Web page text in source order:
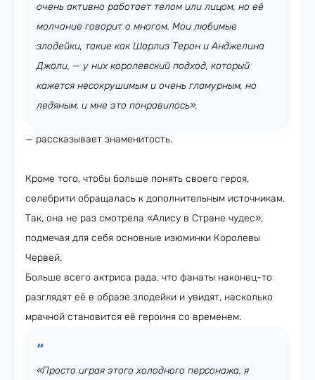
очень активно работает телом или лицом, но её
молчание говорит о многом. Мои любимые
злодейки, такие как Шарлиз Терон и Анджелина
Джоли, — у них королевский подход, который
кажется несокрушимым и очень гламурным, но
ледяным, и мне это понравилось»,
— рассказывает знаменитость.
Кроме того, чтобы больше понять своего героя,
селебрити обращалась к дополнительным источникам.
Так, она не раз смотрела «Алису в Стране чудес»,
подмечая для себя основные изюминки Королевы
Червей.
Больше всего актриса рада, что фанаты наконец-то
разглядят её в образе злодейки и увидят, насколько
мрачной становится её героиня со временем.
«Просто играя этого холодного персонажа, я